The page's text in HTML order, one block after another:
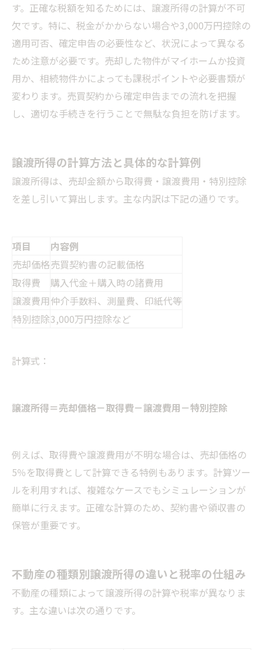
す。正確な税額を知るためには、譲渡所得の計算が不可
欠です。特に、税金がかからない場合や3,000万円控除の
適用可否、確定申告の必要性など、状況によって異なる
ため注意が必要です。売却した物件がマイホームか投資
用か、相続物件かによっても課税ポイントや必要書類が
変わります。売買契約から確定申告までの流れを把握
し、適切な手続きを行うことで無駄な負担を防げます。
譲渡所得の計算方法と具体的な計算例
譲渡所得は、売却金額から取得費・譲渡費用・特別控除
を差し引いて算出します。主な内訳は下記の通りです。
項目
内容例
売却価格売買契約書の記載価格
取得費
購入代金＋購入時の諸費用
譲渡費用仲介手数料、測量費、印紙代等
特別控除3,000万円控除など
計算式：
譲渡所得＝売却価格－取得費－譲渡費用－特別控除
例えば、取得費や譲渡費用が不明な場合は、売却価格の
5％を取得費として計算できる特例もあります。計算ツー
ルを利用すれば、複雑なケースでもシミュレーションが
簡単に行えます。正確な計算のため、契約書や領収書の
保管が重要です。
不動産の種類別譲渡所得の違いと税率の仕組み
不動産の種類によって譲渡所得の計算や税率が異なりま
す。主な違いは次の通りです。